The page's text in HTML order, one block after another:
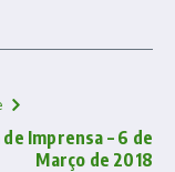
Imprensa – 6 de
Março de 2018